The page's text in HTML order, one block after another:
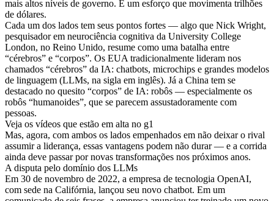
mais altos níveis de governo. É um esforço que movimenta trilhões
de dólares.
Cada um dos lados tem seus pontos fortes — algo que Nick Wright,
pesquisador em neurociência cognitiva da University College
London, no Reino Unido, resume como uma batalha entre
“cérebros” e “corpos”. Os EUA tradicionalmente lideram nos
chamados “cérebros” da IA: chatbots, microchips e grandes modelos
de linguagem (LLMs, na sigla em inglês). Já a China tem se
destacado no quesito “corpos” de IA: robôs — especialmente os
robôs “humanoides”, que se parecem assustadoramente com
pessoas.
Veja os vídeos que estão em alta no g1
Mas, agora, com ambos os lados empenhados em não deixar o rival
assumir a liderança, essas vantagens podem não durar — e a corrida
ainda deve passar por novas transformações nos próximos anos.
A disputa pelo domínio dos LLMs
Em 30 de novembro de 2022, a empresa de tecnologia OpenAI,
com sede na Califórnia, lançou seu novo chatbot. Em um